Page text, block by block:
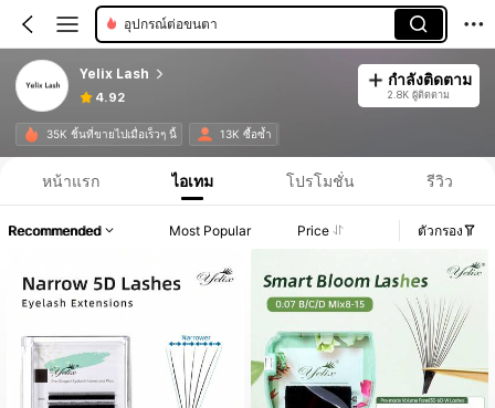
อุปกรณ์ต่อขนตา
Yelix Lash
4.92
กำลังติดตาม
2.8K ผู้ติดตาม
35K ชิ้นที่ขายไปเมื่อเร็วๆ นี้ 13K ซื้อซ้ำ
หน้าแรก ไอเทม โปรโมชั่น รีวิว
Recommended Most Popular Price ตัวกรอง